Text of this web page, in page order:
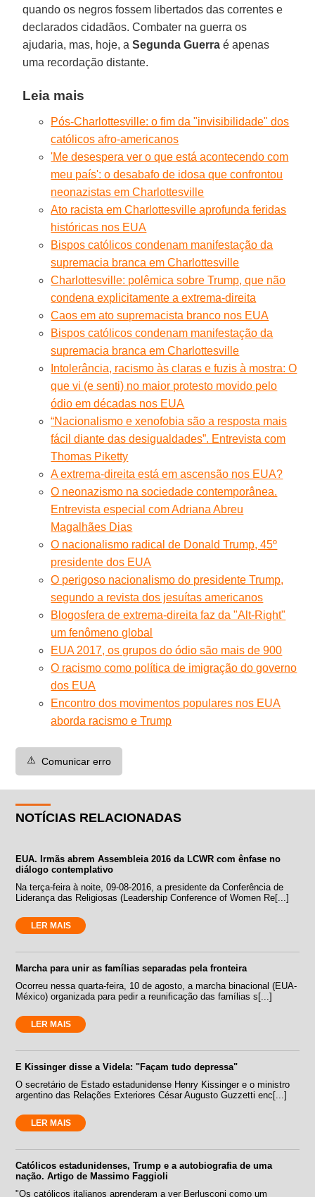
quando os negros fossem libertados das correntes e
declarados cidadãos. Combater na guerra os
ajudaria, mas, hoje, aSegunda Guerra é apenas
uma recordação distante.
Leia mais
Pós-Charlottesville: o fim da "invisibilidade" dos
católicos afro-americanos
'Me desespera ver o que está acontecendo com
meu país': o desabafo de idosa que confrontou
neonazistas em Charlottesville
Ato racista em Charlottesville aprofunda feridas
históricas nos EUA
Bispos católicos condenam manifestação da
supremacia branca em Charlottesville
Charlottesville: polêmica sobre Trump, que não
condena explicitamente a extrema-direita
Caos em ato supremacista branco nos EUA
Bispos católicos condenam manifestação da
supremacia branca em Charlottesville
Intolerância, racismo às claras e fuzis à mostra: O
que vi (e senti) no maior protesto movido pelo
ódio em décadas nos EUA
“Nacionalismo e xenofobia são a resposta mais
fácil diante das desigualdades”. Entrevista com
Thomas Piketty
A extrema-direita está em ascensão nos EUA?
O neonazismo na sociedade contemporânea.
Entrevista especial com Adriana Abreu
Magalhães Dias
O nacionalismo radical de Donald Trump, 45º
presidente dos EUA
O perigoso nacionalismo do presidente Trump,
segundo a revista dos jesuítas americanos
Blogosfera de extrema-direita faz da "Alt-Right"
um fenômeno global
EUA 2017, os grupos do ódio são mais de 900
O racismo como política de imigração do governo
dos EUA
Encontro dos movimentos populares nos EUA
aborda racismo e Trump
⚠️ Comunicar erro
NOTÍCIAS RELACIONADAS
EUA. Irmãs abrem Assembleia 2016 da LCWR com ênfase no
diálogo contemplativo
Na terça-feira à noite, 09-08-2016, a presidente da Conferência de
Liderança das Religiosas (Leadership Conference of Women Re[...]
LER MAIS
Marcha para unir as famílias separadas pela fronteira
Ocorreu nessa quarta-feira, 10 de agosto, a marcha binacional (EUA-
México) organizada para pedir a reunificação das famílias s[...]
LER MAIS
E Kissinger disse a Videla: "Façam tudo depressa"
O secretário de Estado estadunidense Henry Kissinger e o ministro
argentino das Relações Exteriores César Augusto Guzzetti enc[...]
LER MAIS
Católicos estadunidenses, Trump e a autobiografia de uma
nação. Artigo de Massimo Faggioli
"Os católicos italianos aprenderam a ver Berlusconi como um